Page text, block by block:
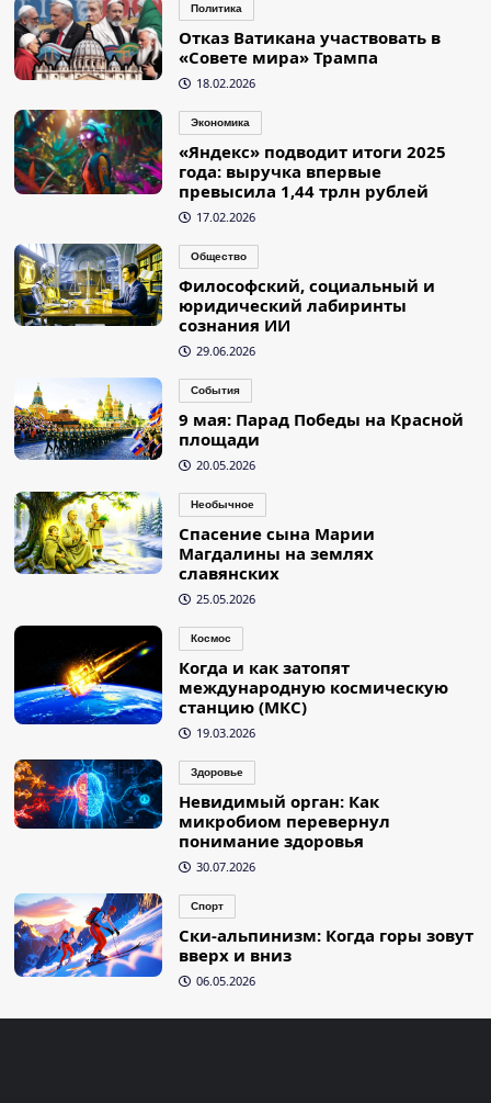
Политика
Отказ Ватикана участвовать в
«Совете мира» Трампа
18.02.2026
Экономика
«Яндекс» подводит итоги 2025
года: выручка впервые
превысила 1,44 трлн рублей
17.02.2026
Общество
Философский, социальный и
юридический лабиринты
сознания ИИ
29.06.2026
События
9 мая: Парад Победы на Красной
площади
20.05.2026
Необычное
Спасение сына Марии
Магдалины на землях
славянских
25.05.2026
Космос
Когда и как затопят
международную космическую
станцию (МКС)
19.03.2026
Здоровье
Невидимый орган: Как
микробиом перевернул
понимание здоровья
30.07.2026
Спорт
Ски-альпинизм: Когда горы зовут
вверх и вниз
06.05.2026